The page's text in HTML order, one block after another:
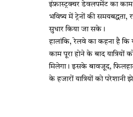
इंफ्रास्ट्रक्चर डेवलपमेंट का
भविष्य में ट्रेनों की समयबद्धता,
सुधार किया जा सके।
हालांकि, रेलवे का कहना है
काम पूरा होने के बाद
मिलेगा। इसके बावजूद,
के हजारों यात्रियों को